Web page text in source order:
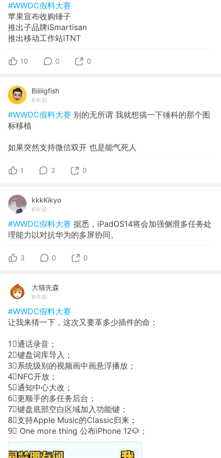
#WWDC假料大赛
苹果宣布收购锤子
推出子品牌iSmartisan
推出移动工作站iTNT
10 0 0
Biiiiigfish
6年前
#WWDC假料大赛 别的无所谓 我就想搞一下锤科的那个图
标移植
如果突然支持微信双开 也是能气死人
1 3 0
kkkKikyo
6年前
#WWDC假料大赛 据悉，iPadOS14将会加强侧滑多任务处
理能力以对抗华为的多屏协同。
3 0 0
大猫先森
6年前
#WWDC假料大赛
让我来猜一下，这次又要革多少插件的命：
1⃣️通话录音；
2⃣️键盘词库导入；
3⃣️系统级别的视频画中画悬浮播放；
4⃣️NFC开放；
5⃣️通知中心大改；
6⃣️更顺手的多任务后台；
7⃣️键盘底部空白区域加入功能键；
8⃣️支持Apple Music的Classic归来；
9⃣️ One more thing 公布iPhone 12🐶；